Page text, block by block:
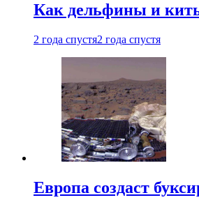
Как дельфины и
2 года спустя2 года спустя
Европа создаст